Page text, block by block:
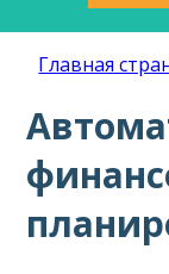
Главная